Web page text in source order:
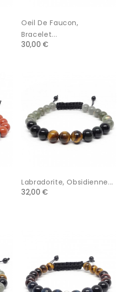
Oeil De Faucon,
Bracelet...
30,00 €
Labradorite, Obsidienne...
32,00 €